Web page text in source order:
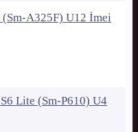
(Sm-A325F) U12 İmei
Lite (Sm-P610) U4